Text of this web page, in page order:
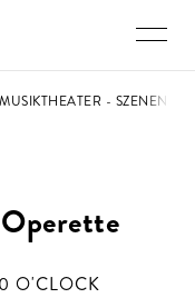
- SZENEN
O'CLOCK